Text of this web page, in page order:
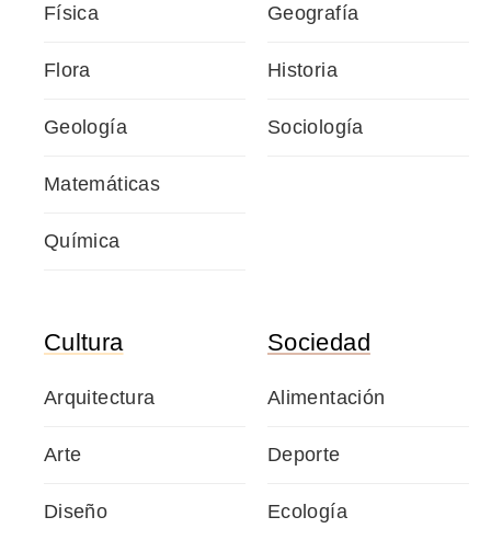
Física
Flora
Geología
Matemáticas
Química
Geografía
Historia
Sociología
Cultura
Arquitectura
Arte
Diseño
Sociedad
Alimentación
Deporte
Ecología